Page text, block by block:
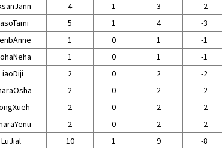
4 1 3 -2
5 1 4 -3
1 0 1 -1
1 0 1 -1
2 0 2 -2
2 0 2 -2
2 0 2 -2
2 0 2 -2
LuJial 10 1 9 -8